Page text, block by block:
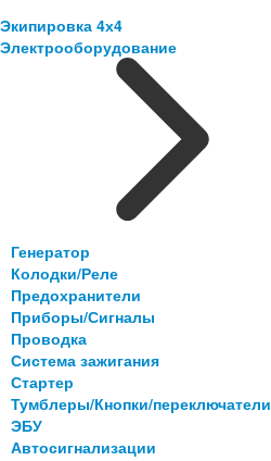
Экипировка 4х4
Электрооборудование
Генератор
Колодки/Реле
Предохранители
Приборы/Сигналы
Проводка
Система зажигания
Стартер
Тумблеры/Кнопки/переключатели
ЭБУ
Автосигнализации